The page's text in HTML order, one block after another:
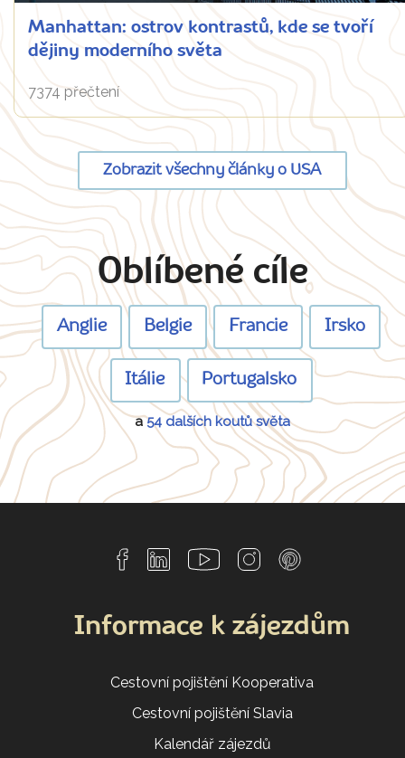
Manhattan: ostrov kontrastů, kde se tvoří
dějiny moderního světa
7374 přečtení
Zobrazit všechny články o USA
Oblíbené cíle
Anglie Belgie Francie Irsko
Itálie Portugalsko
a54 dalších koutů světa
Informace k zájezdům
Cestovní pojištění Kooperativa
Cestovní pojištění Slavia
Kalendář zájezdů